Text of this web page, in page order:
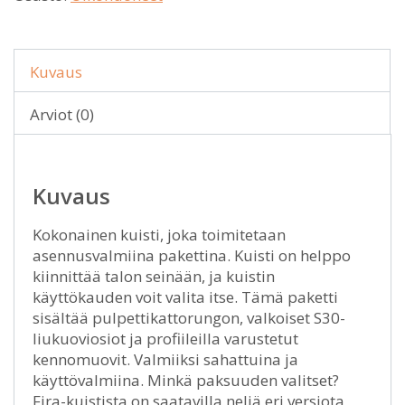
Kuvaus
Arviot (0)
Kuvaus
Kokonainen kuisti, joka toimitetaan
asennusvalmiina pakettina. Kuisti on helppo
kiinnittää talon seinään, ja kuistin
käyttökauden voit valita itse. Tämä paketti
sisältää pulpettikattorungon, valkoiset S30-
liukuoviosiot ja profiileilla varustetut
kennomuovit. Valmiiksi sahattuina ja
käyttövalmiina. Minkä paksuuden valitset?